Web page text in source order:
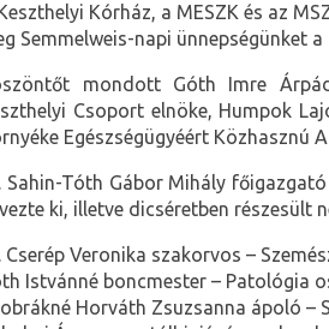
Kórház, a MESZK és az
Semmelweis-napi ünnepségünket
mondott Góth Imre
Csoport elnöke, Humpok
Egészségügyéért Közhasznú
Sahin-Tóth Gábor Mihály
ki, illetve dicséretben részesült
Cserép Veronika szakorvos –
Istvánné boncmester – Patológia
Horváth Zsuzsanna ápoló –